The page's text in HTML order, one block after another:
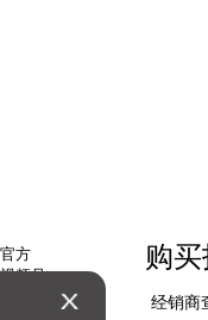
方
频号
购
经销商